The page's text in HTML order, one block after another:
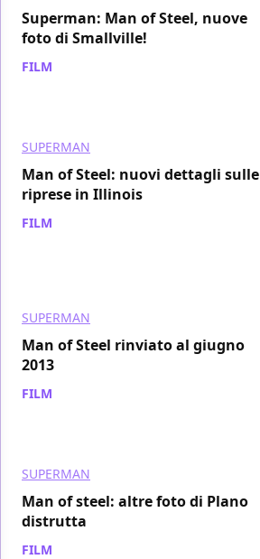
Superman: Man of Steel, nuove
foto di Smallville!
FILM
SUPERMAN
Man of Steel: nuovi dettagli sulle
riprese in Illinois
FILM
SUPERMAN
Man of Steel rinviato al giugno
2013
FILM
SUPERMAN
Man of steel: altre foto di Plano
distrutta
FILM